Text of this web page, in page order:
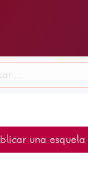
una esquela